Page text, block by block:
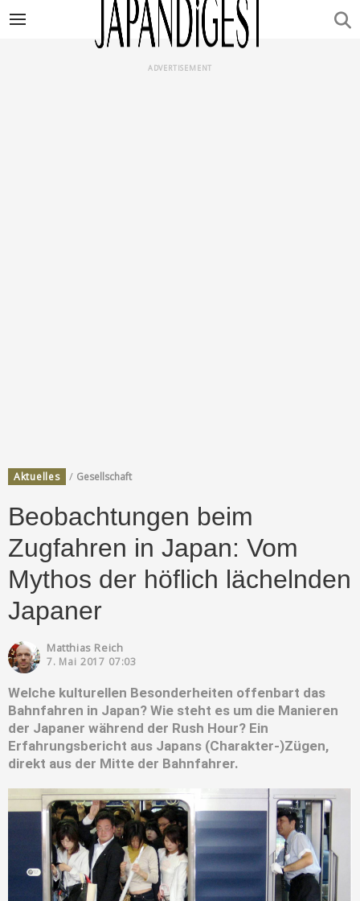
ADVERTISEMENT
Aktuelles / Gesellschaft
Beobachtungen beim
Zugfahren in Japan: Vom
Mythos der höflich lächelnden
Japaner
Matthias Reich
7. Mai 2017 07:03
Welche kulturellen Besonderheiten offenbart das
Bahnfahren in Japan? Wie steht es um die Manieren
der Japaner während der Rush Hour? Ein
Erfahrungsbericht aus Japans (Charakter-)Zügen,
direkt aus der Mitte der Bahnfahrer.